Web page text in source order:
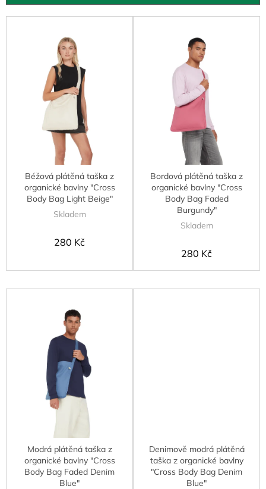
u
k
V
Béžová plátěná taška z
organické bavlny "Cross
Body Bag Light Beige"
Skladem
280 Kč
Bordová plátěná taška z
organické bavlny "Cross
Body Bag Faded
Burgundy"
Skladem
280 Kč
Modrá plátěná taška z
organické bavlny "Cross
Body Bag Faded Denim
Blue"
Denimově modrá plátěná
taška z organické bavlny
"Cross Body Bag Denim
Blue"